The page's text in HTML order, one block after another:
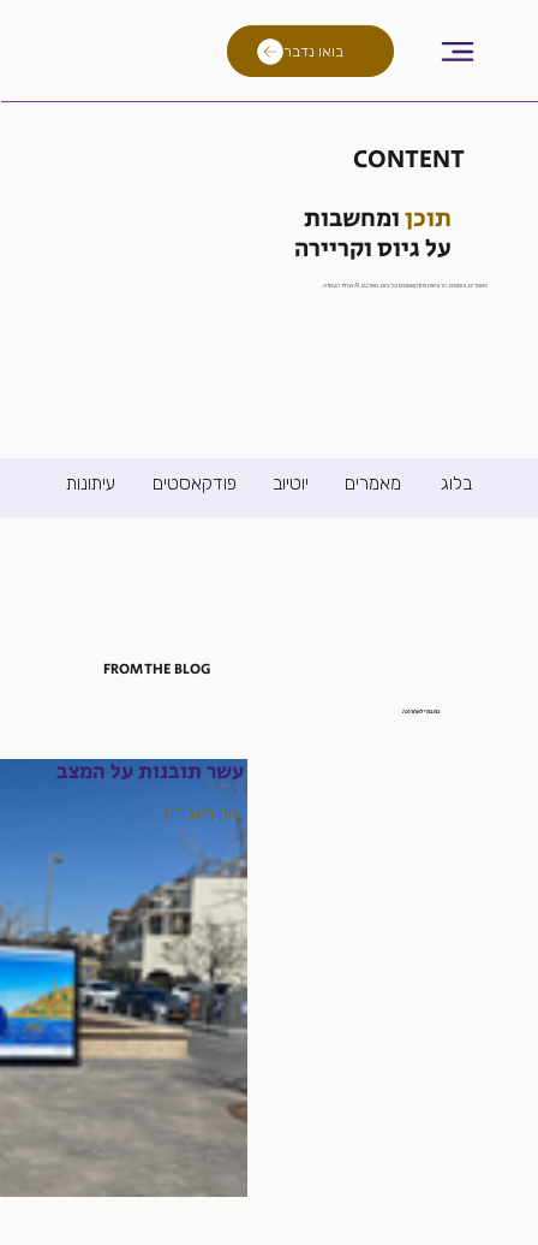
בואו נדבר
CONTENT
תוכןומחשבות
על גיוס וקריירה
מאמרים, פוסטים, הרצאות ופודקאסטים על גיוס, טאלנט, AI ועתיד העבודה.
עיתונות פודקאסטים יוטיוב מאמרים בלוג
FROM THE BLOG
כתבתי לאחרונה
עשר תובנות על המצב
שוק העבודה